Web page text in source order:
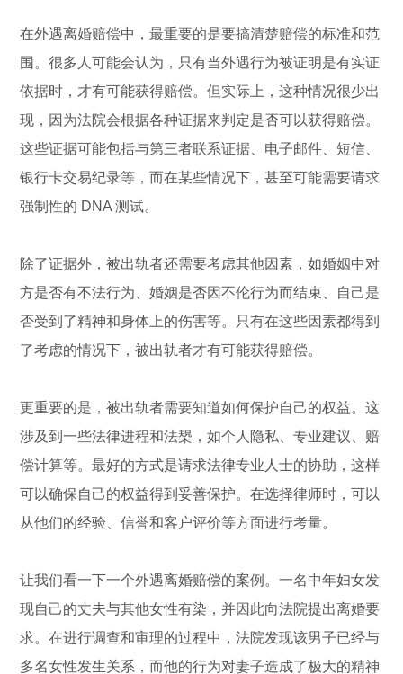
在外遇离婚赔偿中，最重要的是要搞清楚赔偿的标准和范
围。很多人可能会认为，只有当外遇行为被证明是有实证
依据时，才有可能获得赔偿。但实际上，这种情况很少出
现，因为法院会根据各种证据来判定是否可以获得赔偿。
这些证据可能包括与第三者联系证据、电子邮件、短信、
银行卡交易纪录等，而在某些情况下，甚至可能需要请求
强制性的 DNA 测试。
除了证据外，被出轨者还需要考虑其他因素，如婚姻中对
方是否有不法行为、婚姻是否因不伦行为而结束、自己是
否受到了精神和身体上的伤害等。只有在这些因素都得到
了考虑的情况下，被出轨者才有可能获得赔偿。
更重要的是，被出轨者需要知道如何保护自己的权益。这
涉及到一些法律进程和法槼，如个人隐私、专业建议、赔
偿计算等。最好的方式是请求法律专业人士的协助，这样
可以确保自己的权益得到妥善保护。在选择律师时，可以
从他们的经验、信誉和客户评价等方面进行考量。
让我们看一下一个外遇离婚赔偿的案例。一名中年妇女发
现自己的丈夫与其他女性有染，并因此向法院提出离婚要
求。在进行调查和审理的过程中，法院发现该男子已经与
多名女性发生关系，而他的行为对妻子造成了极大的精神